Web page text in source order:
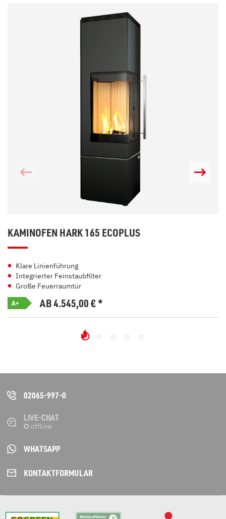
KAMINOFEN HARK 165 ECOPLUS
Klare Linienführung
Integrierter Feinstaubfilter
Große Feuerraumtür
A+ AB 4.545,00€*
02065-997-0
LIVE-CHAT
WHATSAPP
KONTAKT­FORMULAR